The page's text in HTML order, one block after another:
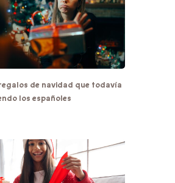
de navidad que todavía
los españoles